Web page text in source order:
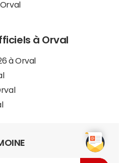
à Orval
à Orval